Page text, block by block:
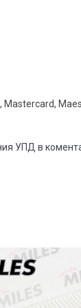
Mastercard,
УПД в